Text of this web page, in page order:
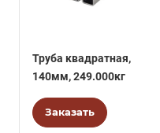
Труба квадратная,
140мм, 249.000кг
Заказать